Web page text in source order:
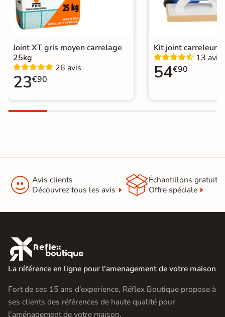
Variation de la
couleur
Choix
Pose
Support
Origine Espagne
Type de pose Pose collée
Catégories
Carrelage 30x60 cm|
Joint XT gris moyen carrelage
25kg
26 avis
23€90
Kit joint carreleur
13 avis
54€90
 Avis clients
Découvrez tous les avis
Échantillons gratuit
Offre spéciale

La référence en ligne pour l'amenagement de votre maison
Fort de ses 15 ans d’experience, Réflex Boutique propose à
ses clients des références de haute qualité pour
l’aménagement de votre maison.